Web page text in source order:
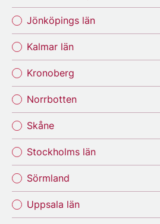
Jönköpings län
Kalmar län
Kronoberg
Norrbotten
Skåne
Stockholms län
Sörmland
Uppsala län